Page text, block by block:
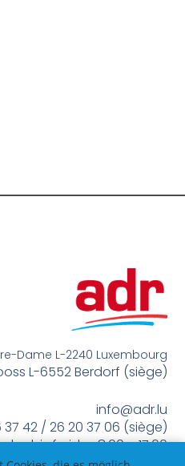
Dame L-2240 Luxembourg
L-6552 Berdorf (siège)
info@adr.lu
37 42 / 26 20 37 06 (siège)
bis freides 8:00 – 17:00